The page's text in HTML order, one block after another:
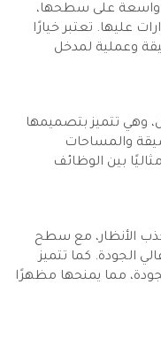
واسعة على سطحها،
عليها. تعتبر خيارًا
وعملية لمدخل
وهي تتميز بتصميمها
والمساحات
بين الوظائف
الأنظار، مع سطح
الجودة. كما تتميز
مما يمنحها مظهرًا